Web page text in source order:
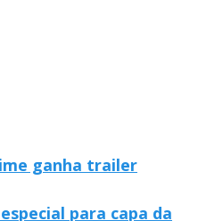
ganha trailer
para capa da